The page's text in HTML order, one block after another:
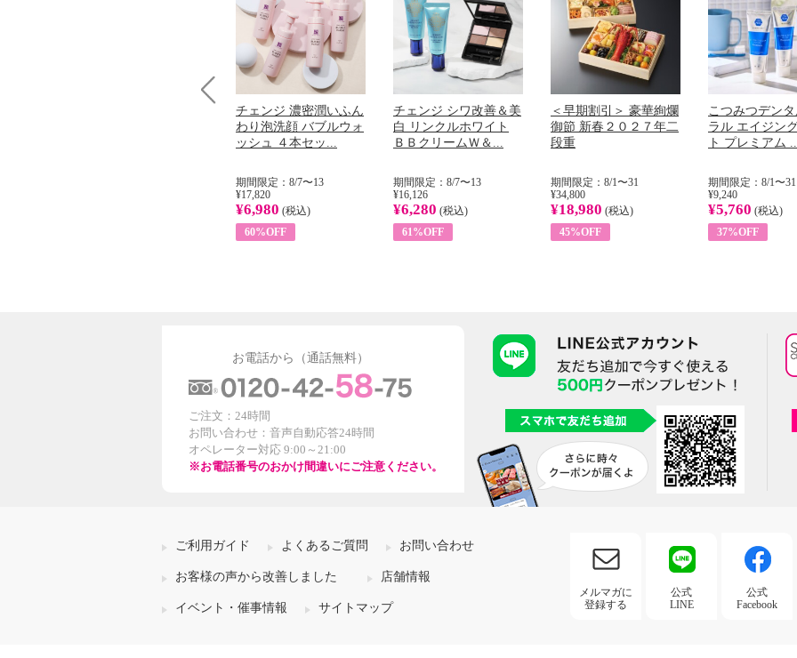
チェンジ 濃密潤いふん
わり泡洗顔 バブルウォ
ッシュ ４本セッ...
期間限定：8/7〜13
¥17,820
¥6,980 (税込)
60%OFF
チェンジ シワ改善＆美
白 リンクルホワイト
ＢＢクリームＷ＆...
期間限定：8/7〜13
¥16,126
¥6,280 (税込)
61%OFF
＜早期割引＞ 豪華絢爛
御節 新春２０２７年二
段重
期間限定：8/1〜31
¥34,800
¥18,980 (税込)
45%OFF
こつみつデン
ラル エイジン
ト プレミアム
期間限定：8/1〜31
¥9,240
¥5,760 (税込)
37%OFF
お電話から（通話無料）
ご注文：24時間
お問い合わせ：音声自動応答24時間
オペレーター対応 9:00～21:00
※お電話番号のおかけ間違いにご注意ください。
ご利用ガイド よくあるご質問 お問い合わせ
お客様の声から改善しました 店舗情報
イベント・催事情報 サイトマップ
メルマガに
登録する
公式
LINE
公式
Facebook